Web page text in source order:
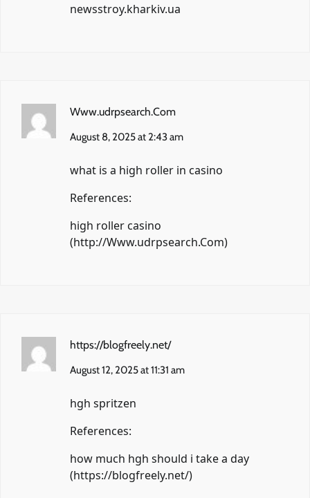
newsstroy.kharkiv.ua
Www.udrpsearch.Com
August 8, 2025 at 2:43 am
what is a high roller in casino
References:
high roller casino
(http://Www.udrpsearch.Com)
https://blogfreely.net/
August 12, 2025 at 11:31 am
hgh spritzen
References:
how much hgh should i take a day
(https://blogfreely.net/)